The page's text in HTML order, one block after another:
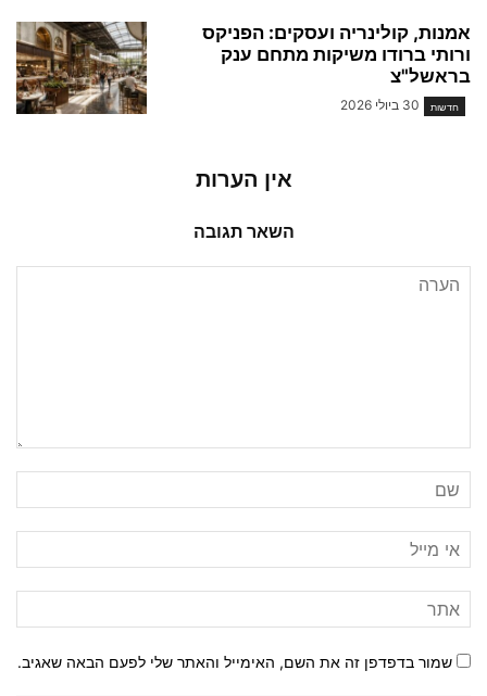
אמנות, קולינריה ועסקים: הפניקס
ורותי ברודו משיקות מתחם ענק
בראשל"צ
חדשות 30 ביולי 2026
אין הערות
השאר תגובה
שמור בדפדפן זה את השם, האימייל והאתר שלי לפעם הבאה שאגיב.